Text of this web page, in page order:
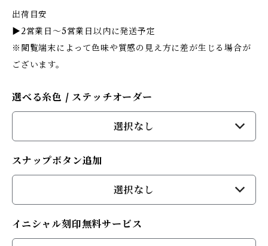
出荷目安
▶︎2営業日〜5営業日以内に発送予定
※閲覧端末によって色味や質感の見え方に差が生じる場合が
ございます。
選べる糸色 / ステッチオーダー
選択なし
スナップボタン追加
選択なし
イニシャル刻印無料サービス